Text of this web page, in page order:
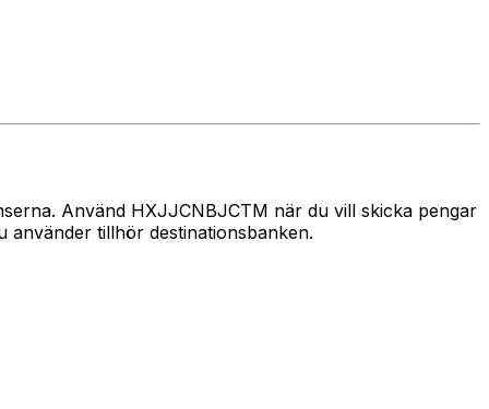
Använd HXJJCNBJCTM när du vill skicka pengar
använder tillhör destinationsbanken.